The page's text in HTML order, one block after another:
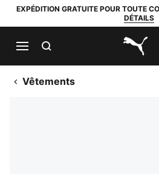
EXPÉDITION GRATUITE POUR TOUTE
DÉTAILS
Vêtements